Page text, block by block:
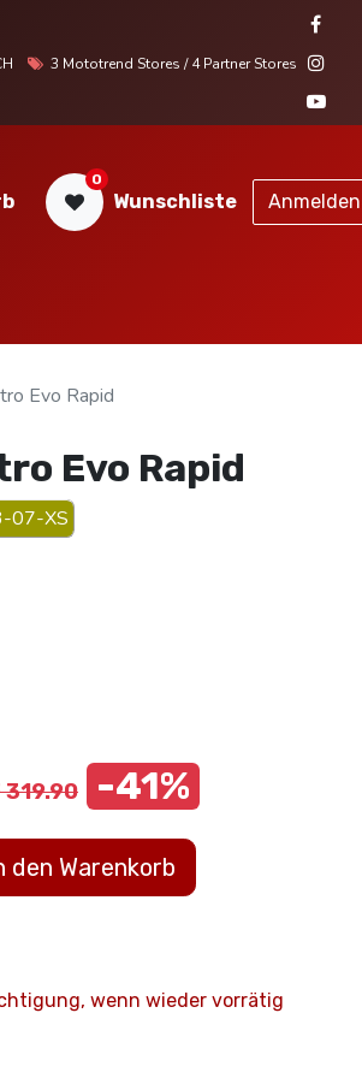
3 Mototrend Stores / 4 Partner Stores
0
Wunschliste Anmelden
Evo Rapid
Evo Rapid
07-XS
319.90 -41%
den Warenkorb
wenn wieder vorrätig